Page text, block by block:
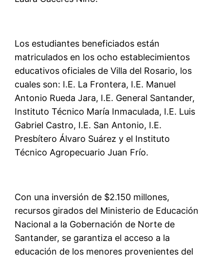
Los estudiantes beneficiados están
matriculados en los ocho establecimientos
educativos oficiales de Villa del Rosario, los
cuales son: I.E. La Frontera, I.E. Manuel
Antonio Rueda Jara, I.E. General Santander,
Instituto Técnico María Inmaculada, I.E. Luis
Gabriel Castro, I.E. San Antonio, I.E.
Presbítero Álvaro Suárez y el Instituto
Técnico Agropecuario Juan Frío.
Con una inversión de $2.150 millones,
recursos girados del Ministerio de Educación
Nacional a la Gobernación de Norte de
Santander, se garantiza el acceso a la
educación de los menores provenientes del